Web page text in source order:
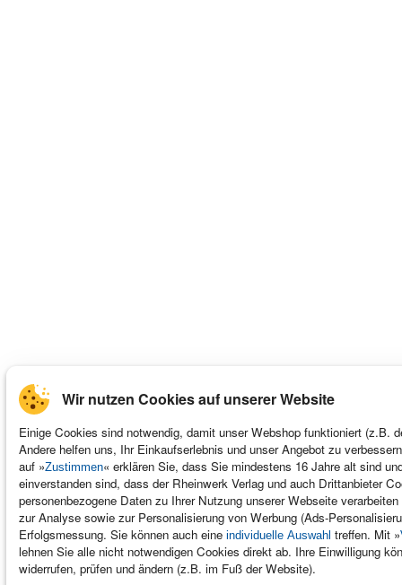
Wir nutzen Cookies auf unserer Website
Einige Cookies sind notwendig, damit unser Webshop funktioniert (z.B.
Andere helfen uns, Ihr Einkaufserlebnis und unser Angebot zu
auf »Zustimmen« erklären Sie, dass Sie mindestens 16 Jahre alt sind
einverstanden sind, dass der Rheinwerk Verlag und auch Drittanbieter
personenbezogene Daten zu Ihrer Nutzung unserer Webseite
zur Analyse sowie zur Personalisierung von Werbung (Ads-
Erfolgsmessung. Sie können auch eine individuelle Auswahl treffen. Mit »
lehnen Sie alle nicht notwendigen Cookies direkt ab. Ihre Einwilligung
widerrufen, prüfen und ändern (z.B. im Fuß der Website).